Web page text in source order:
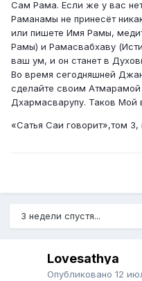
Сам Рама. Если же у вас
Раманамы не принесёт
или пишете Имя Рамы,
Рамы) и Рамасвабхаву
ваш ум, и он станет в
Во время сегодняшней
сделайте своим Атмарамой
Дхармасварупу. Таков Мой
«Сатья Саи говорит»,том 3,
3 недели спустя...
Lovesathya
Опубликовано 12